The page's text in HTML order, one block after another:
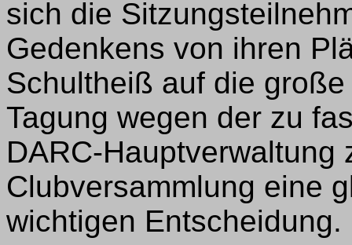
sich die
Gedenkens von ihren
Schultheiß auf die
Tagung wegen der zu
DARC-Hauptverwaltung
Clubversammlung eine
wichtigen Entscheidung.